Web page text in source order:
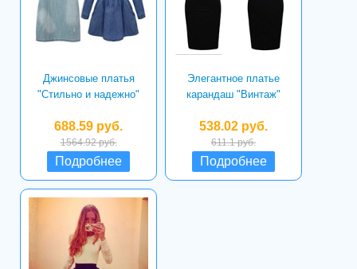
Джинсовые платья
"Стильно и надежно"
688.59 руб.
1564.92 руб.
Подробнее
Элегантное платье
карандаш "Винтаж"
538.02 руб.
611.1 руб.
Подробнее